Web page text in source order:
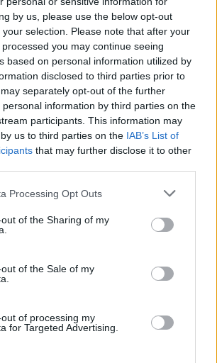
by us, please use the below opt-out
selection. Please note that after your
you may continue seeing
based on personal information utilized by
disclosed to third parties prior to
separately opt-out of the further
information by third parties on the
participants. This information may
us to third parties on the IAB’s List of
that may further disclose it to other
Processing Opt Outs
of the Sharing of my
of the Sale of my
of processing my
for Targeted Advertising.
8.1
két
2020 7.1
Volt egyszer egy
Az
Nyakiglove